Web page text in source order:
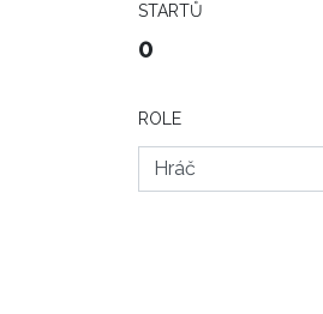
STARTŮ
0
ROLE